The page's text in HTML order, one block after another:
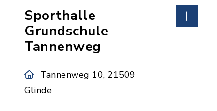
Sporthalle
Grundschule
Tannenweg
Tannenweg 10, 21509
Glinde